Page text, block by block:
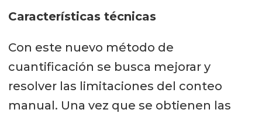
Características técnicas
Con este nuevo método de
cuantificación se busca mejorar y
resolver las limitaciones del conteo
manual. Una vez que se obtienen las